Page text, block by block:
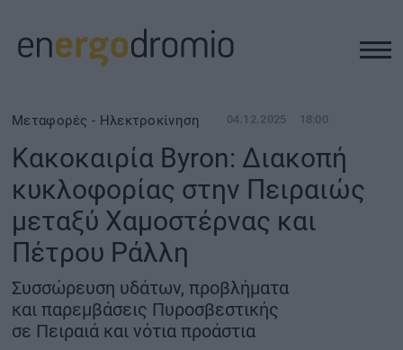
ΥΠΟΔΟΜΕΣ
REAL ESTATE
ΠΕΡΙΒΑΛΛΟΝ
ΕΝΕΡΓΕΙΑ
ΜΕΤΑΦΟΡΕΣ - ΗΛΕΚΤΡΟΚΙΝΗΣΗ
Μεταφορές - Ηλεκτροκίνηση 04.12.2025 18:00
Κακοκαιρία Byron: Διακοπή
κυκλοφορίας στην Πειραιώς
μεταξύ Χαμοστέρνας και
Πέτρου Ράλλη
Συσσώρευση υδάτων, προβλήματα
και παρεμβάσεις Πυροσβεστικής
σε Πειραιά και νότια προάστια